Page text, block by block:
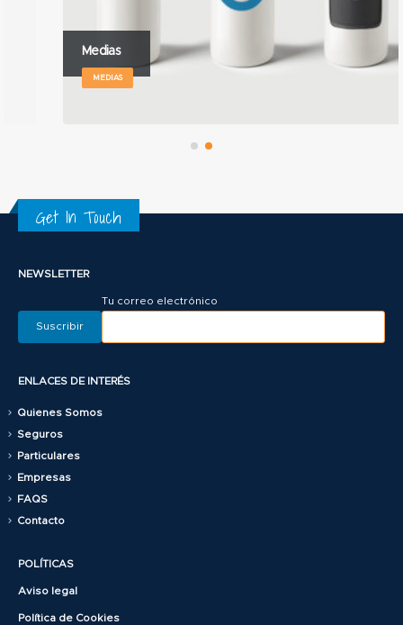
MEDIAS
Get In Touch
NEWSLETTER
Tu correo electrónico
ENLACES DE INTERÉS
Quienes Somos
Seguros
Particulares
Empresas
FAQS
Contacto
POLÍTICAS
Aviso legal
Política de Cookies